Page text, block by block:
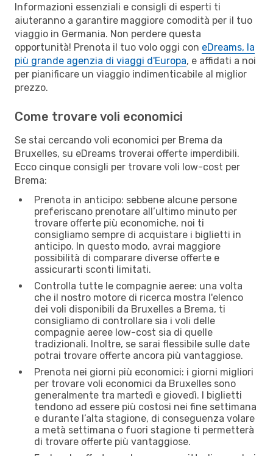
Informazioni essenziali e consigli di esperti ti
aiuteranno a garantire maggiore comodità per il tuo
viaggio in Germania. Non perdere questa
opportunità! Prenota il tuo volo oggi con eDreams, la
più grande agenzia di viaggi d'Europa, e affidati a noi
per pianificare un viaggio indimenticabile al miglior
prezzo.
Come trovare voli economici
Se stai cercando voli economici per Brema da
Bruxelles, su eDreams troverai offerte imperdibili.
Ecco cinque consigli per trovare voli low-cost per
Brema:
Prenota in anticipo: sebbene alcune persone
preferiscano prenotare all’ultimo minuto per
trovare offerte più economiche, noi ti
consigliamo sempre di acquistare i biglietti in
anticipo. In questo modo, avrai maggiore
possibilità di comparare diverse offerte e
assicurarti sconti limitati.
Controlla tutte le compagnie aeree: una volta
che il nostro motore di ricerca mostra l'elenco
dei voli disponibili da Bruxelles a Brema, ti
consigliamo di controllare sia i voli delle
compagnie aeree low-cost sia di quelle
tradizionali. Inoltre, se sarai flessibile sulle date
potrai trovare offerte ancora più vantaggiose.
Prenota nei giorni più economici: i giorni migliori
per trovare voli economici da Bruxelles sono
generalmente tra martedì e giovedì. I biglietti
tendono ad essere più costosi nei fine settimana
e durante l’alta stagione, di conseguenza volare
a metà settimana o fuori stagione ti permetterà
di trovare offerte più vantaggiose.